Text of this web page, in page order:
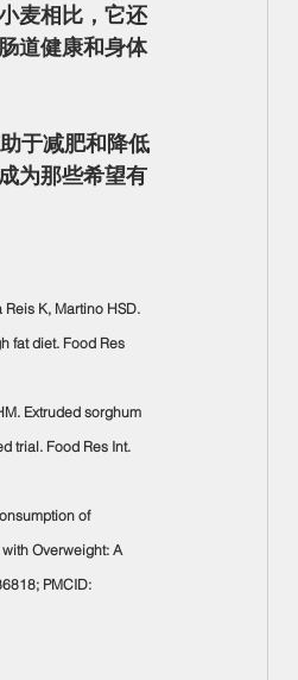
麦相比，它还
道健康和身体
为那些希望有
Reis K, Martino HSD.
fat diet. Food Res
Extruded sorghum
trial. Food Res Int.
of
Overweight: A
PMCID: